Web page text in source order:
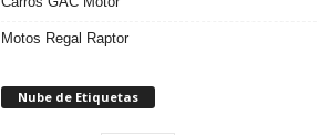
Motos Regal Raptor
Nube de Etiquetas